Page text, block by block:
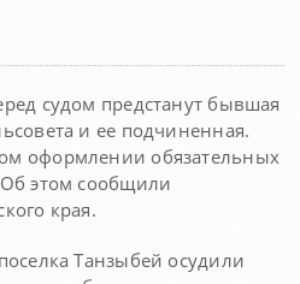
судом предстанут бывшая
и ее подчиненная.
оформлении обязательных
этом сообщили
края.
Танзыбей осудили